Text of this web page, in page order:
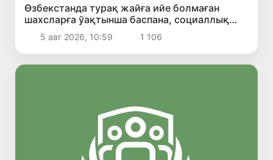
Өзбекстанда турақ жайға ийе болмаған
шахсларға ўақтынша баспана, социаллық
жәрдем ҳәм жумысқа жайласыў имканияты
бериледи
5 авг 2026, 10:59 1 106